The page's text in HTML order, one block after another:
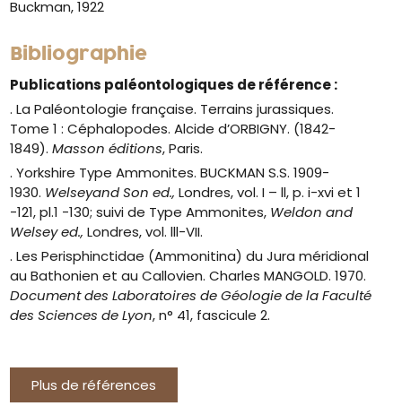
Buckman, 1922
Bibliographie
Publications paléontologiques de référence :
. La Paléontologie française. Terrains jurassiques.
Tome 1 : Céphalopodes. Alcide d’ORBIGNY. (1842-
1849).Massonéditions, Paris.
. Yorkshire Type Ammonites. BUCKMAN S.S. 1909-
1930. Welseyand Son ed.,Londres, vol. I – ll, p. i-xvi et 1
-121, pl.1 -130; suivi de Type Ammonites, Weldon and
Welsey ed.,Londres, vol. lll-VII.
. Les Perisphinctidae (Ammonitina) du Jura méridional
au Bathonien et au Callovien. Charles MANGOLD. 1970.
Document des Laboratoires de Géologie de la Faculté
des Sciences de Lyon, n° 41, fascicule 2.
Plus de références